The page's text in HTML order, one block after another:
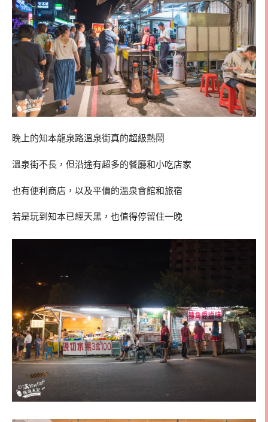
晚上的知本龍泉路溫泉街真的超級熱鬧
溫泉街不長，但沿途有超多的餐廳和小吃店家
也有便利商店，以及平價的溫泉會館和旅宿
若是玩到知本已經天黑，也值得停留住一晚